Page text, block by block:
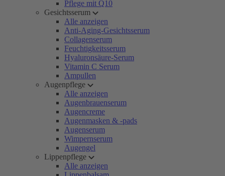
Pflege mit Q10
Gesichtsserum
Alle anzeigen
Anti-Aging-Gesichtsserum
Collagenserum
Feuchtigkeitsserum
Hyaluronsäure-Serum
Vitamin C Serum
Ampullen
Augenpflege
Alle anzeigen
Augenbrauenserum
Augencreme
Augenmasken & -pads
Augenserum
Wimpernserum
Augengel
Lippenpflege
Alle anzeigen